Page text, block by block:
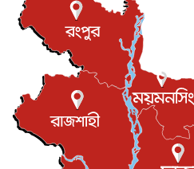
আন্তর্জাতিক
বিরোধ কাটিয়ে
আন্তর্জাতিক
এবার ওটিটিতে মুক্তি পেল
বিনোদন
রিয়ালকে ‘না’ বলা
খেলাধুলা